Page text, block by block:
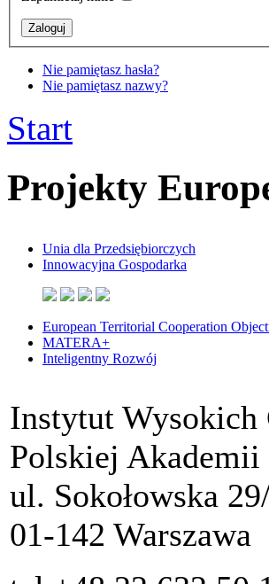
Nie pamiętasz hasła?
Nie pamiętasz nazwy?
Start
Projekty
Unia dla Przedsiębiorczych
Innowacyjna Gospodarka
European Territorial Cooperation
MATERA+
Inteligentny Rozwój
Instytut Wysokich
Polskiej Akademii
ul. Sokołowska
01-142 Warszawa